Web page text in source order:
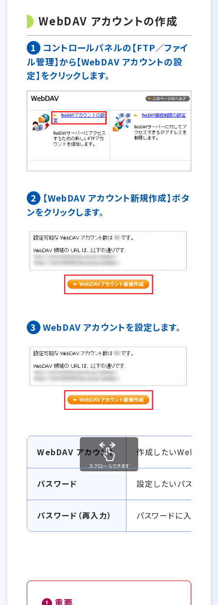
WebDAV アカウントの作成
1
コントロールパネルの【FTP／ファイ
ル管理】から【WebDAV アカウントの設
定】をクリックします。
2
【WebDAV アカウント新規作成】ボタ
ンをクリックします。
3 WebDAV アカウントを設定します。
WebDAVアカウントの設定
WebDAV アカウント
作成したいWebDAV
パスワード 設定したいパスワード
パスワード（再入力） パスワードに入力し
スクロールできます